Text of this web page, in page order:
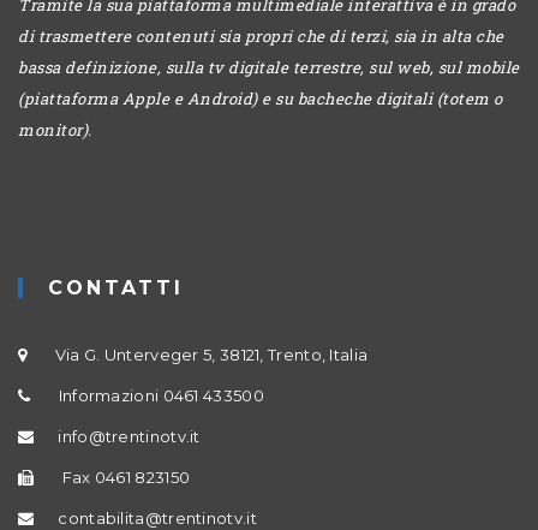
Tramite la sua piattaforma multimediale interattiva è in grado
di trasmettere contenuti sia propri che di terzi, sia in alta che
bassa definizione, sulla tv digitale terrestre, sul web, sul mobile
(piattaforma Apple e Android) e su bacheche digitali (totem o
monitor).
CONTATTI
Via G. Unterveger 5, 38121, Trento, Italia
Informazioni 0461 433500
info@trentinotv.it
Fax 0461 823150
contabilita@trentinotv.it